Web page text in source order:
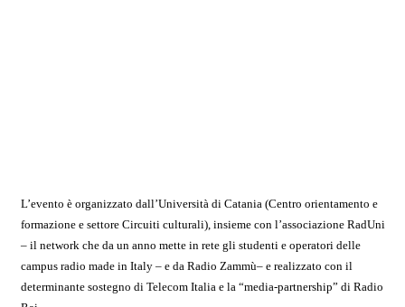
L’evento è organizzato dall’Università di Catania (Centro orientamento e
formazione e settore Circuiti culturali), insieme con l’associazione RadUni
– il network che da un anno mette in rete gli studenti e operatori delle
campus radio made in Italy – e da Radio Zammù– e realizzato con il
determinante sostegno di Telecom Italia e la “media-partnership” di Radio